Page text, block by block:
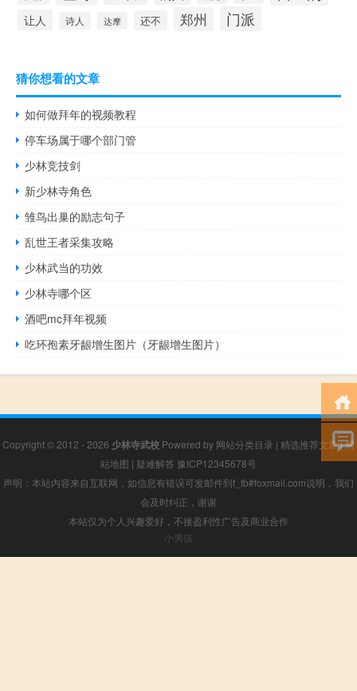
让人 诗人 达摩 还不 郑州 门派
猜你想看的文章
如何做拜年的视频教程
停车场属于哪个部门管
少林竞技剑
新少林寺角色
雏鸟出巢的励志句子
乱世王者采集攻略
少林武当的功效
少林寺哪个区
酒吧mc拜年视频
吃环孢素牙龈增生图片（牙龈增生图片）
Copyright © 2012 - 2026 少林寺武校 Powered by 网站分类目录 | 精选推荐文章|网
站地图 | 疑难解答 豫ICP12345678号
声明：本站内容来自互联网，如信息有错误可发邮件到f_fb#foxmail.com说明，我们
会及时纠正，谢谢
本站仅为个人兴趣爱好，不接盈利性广告及商业合作
小男孩